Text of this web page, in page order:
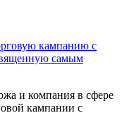
кампанию с
самым
и компания в сфере
кампании с